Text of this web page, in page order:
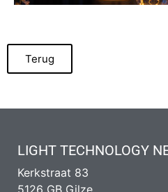
Terug
LIGHT TECHNOLOGY
Kerkstraat 83